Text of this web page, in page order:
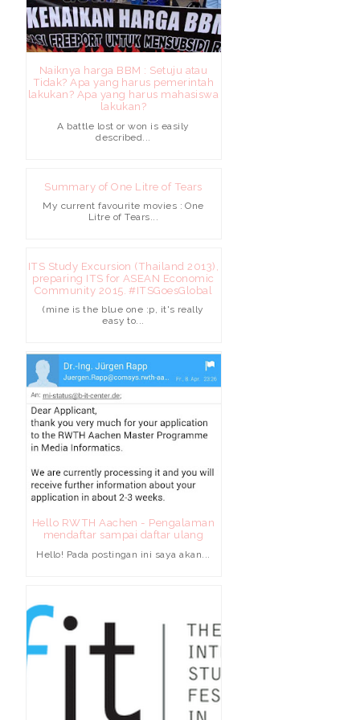
Naiknya harga BBM : Setuju atau
Tidak? Apa yang harus pemerintah
lakukan? Apa yang harus mahasiswa
lakukan?
A battle lost or won is easily
described...
Summary of One Litre of Tears
My current favourite movies : One
Litre of Tears...
ITS Study Excursion (Thailand 2013),
preparing ITS for ASEAN Economic
Community 2015. #ITSGoesGlobal
(mine is the blue one :p, it's really
easy to...
Hello RWTH Aachen - Pengalaman
mendaftar sampai daftar ulang
Hello! Pada postingan ini saya akan...